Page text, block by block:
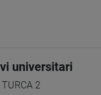
universitari
2